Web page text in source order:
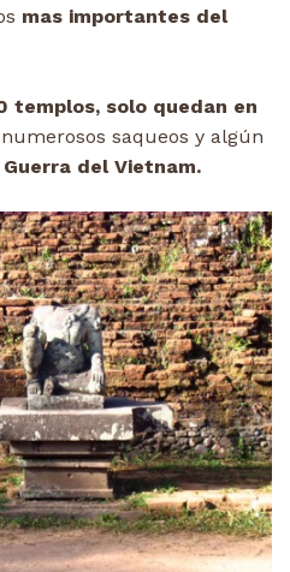
mas importantes del
templos, solo quedan en
saqueos y algún
Guerra del Vietnam.